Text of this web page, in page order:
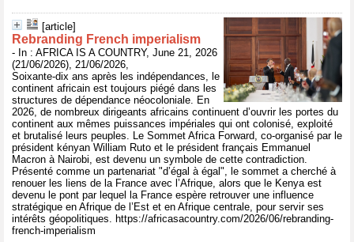
[article]
Rebranding French imperialism
- In : AFRICA IS A COUNTRY, June 21, 2026
(21/06/2026), 21/06/2026,
Soixante-dix ans après les indépendances, le
continent africain est toujours piégé dans les
structures de dépendance néocoloniale. En
2026, de nombreux dirigeants africains continuent d’ouvrir les portes du
continent aux mêmes puissances impériales qui ont colonisé, exploité
et brutalisé leurs peuples. Le Sommet Africa Forward, co-organisé par le
président kényan William Ruto et le président français Emmanuel
Macron à Nairobi, est devenu un symbole de cette contradiction.
Présenté comme un partenariat "d’égal à égal", le sommet a cherché à
renouer les liens de la France avec l’Afrique, alors que le Kenya est
devenu le pont par lequel la France espère retrouver une influence
stratégique en Afrique de l’Est et en Afrique centrale, pour servir ses
intérêts géopolitiques. https://africasacountry.com/2026/06/rebranding-
french-imperialism